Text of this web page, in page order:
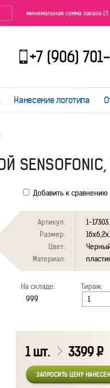
минимальная сумма заказа 15
+7 (906)
Нанесение логотипа
Добавить к сравнению
Артикул:
1-
Размер:
Цвет:
Материал:
На складе: Тираж:
1шт. 3399Р
ЗАПРОСИТЬ ЦЕНУ